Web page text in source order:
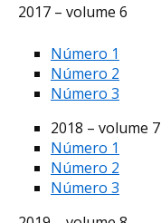
2017 – volume 6
Número 1
Número 2
Número 3
2018 – volume 7
Número 1
Número 2
Número 3